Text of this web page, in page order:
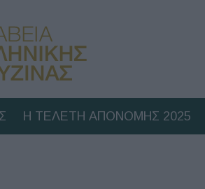
Η ΤΕΛΕΤΗ ΑΠΟΝΟΜΗΣ 2025